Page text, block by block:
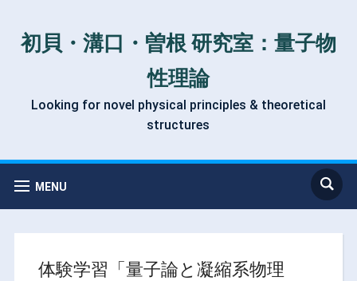
初貝・溝口・曽根 研究室：量子物
性理論
Looking for novel physical principles & theoretical
structures
MENU
体験学習「量子論と凝縮系物理